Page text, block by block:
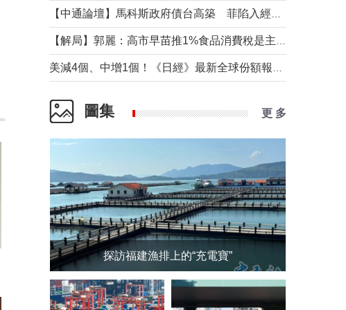
圖集 更 多
探訪福建漁排上的“充電寶”